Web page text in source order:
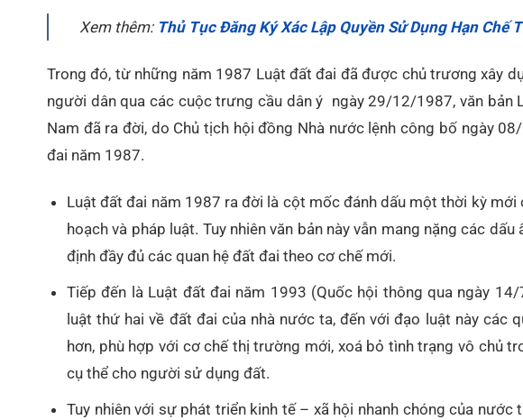
Xem thêm: Thủ Tục Đăng Ký Xác Lập Quyền Sử Dụng Hạn Chế
Trong đó, từ những năm 1987 Luật đất đai đã được chủ trương xây
người dân qua các cuộc trưng cầu dân ý ngày 29/12/1987, văn bản
Nam đã ra đời, do Chủ tịch hội đồng Nhà nước lệnh công bố ngày
đai năm 1987.
Luật đất đai năm 1987 ra đời là cột mốc đánh dấu một thời kỳ
hoạch và pháp luật. Tuy nhiên văn bản này vẫn mang nặng các
định đầy đủ các quan hệ đất đai theo cơ chế mới.
Tiếp đến là Luật đất đai năm 1993 (Quốc hội thông qua ngày
luật thứ hai về đất đai của nhà nước ta, đến với đạo luật này các
hơn, phù hợp với cơ chế thị trường mới, xoá bỏ tình trạng vô chủ
cụ thể cho người sử dụng đất.
Tuy nhiên với sự phát triển kinh tế – xã hội nhanh chóng của